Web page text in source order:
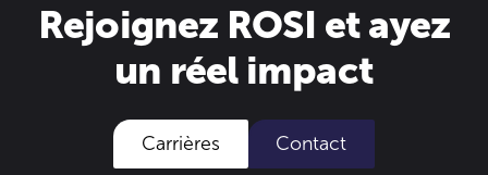
Rejoignez ROSI et ayez
un réel impact
Carrières Contact